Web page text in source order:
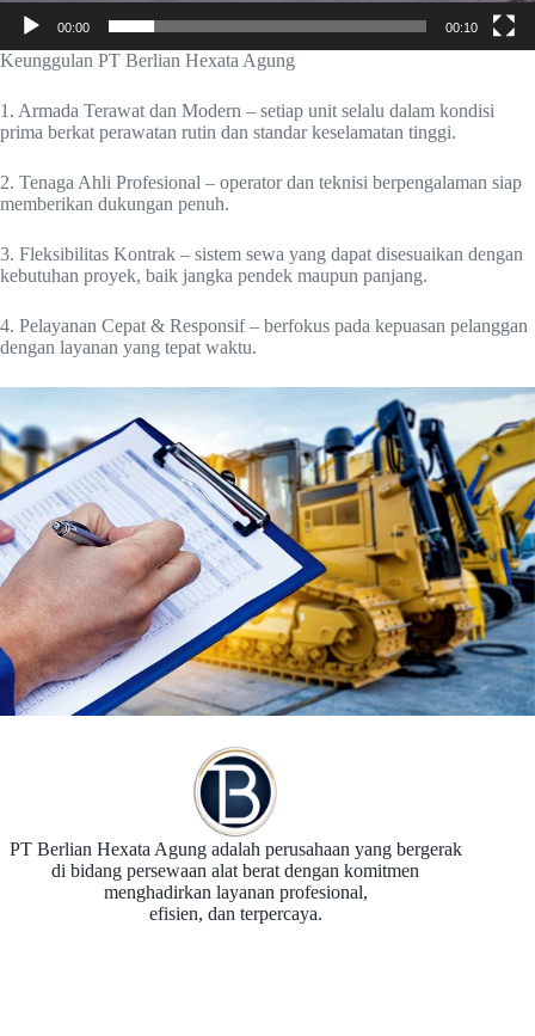
00:00 00:10
Keunggulan PT Berlian Hexata Agung
1. Armada Terawat dan Modern – setiap unit selalu dalam kondisi
prima berkat perawatan rutin dan standar keselamatan tinggi.
2. Tenaga Ahli Profesional – operator dan teknisi berpengalaman siap
memberikan dukungan penuh.
3. Fleksibilitas Kontrak – sistem sewa yang dapat disesuaikan dengan
kebutuhan proyek, baik jangka pendek maupun panjang.
4. Pelayanan Cepat & Responsif – berfokus pada kepuasan pelanggan
dengan layanan yang tepat waktu.
PT Berlian Hexata Agung adalah perusahaan yang bergerak
di bidang persewaan alat berat dengan komitmen
menghadirkan layanan profesional,
efisien, dan terpercaya.